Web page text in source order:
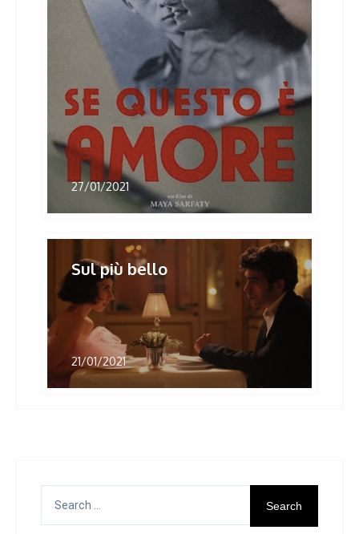
27/01/2021
Sul più bello
21/01/2021
for: